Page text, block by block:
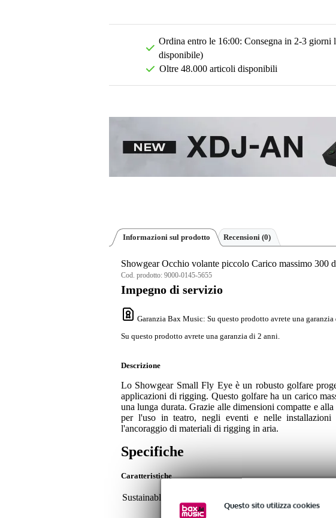
Questo sito utilizza cookies
Ordina entro le 16:00: Consegna in 2-3 giorni
disponibile)
Oltre 48.000 articoli disponibili
Informazioni sul prodotto Recensioni (0)
Showgear Occhio volante piccolo Carico massimo 300
Cod. prodotto: 9000-0145-5655
Impegno di servizio
Garanzia Bax Music: Su questo prodotto avrete una garanzia
Su questo prodotto avrete una garanzia di 2 anni.
Descrizione
Lo Showgear Small Fly Eye è un robusto golfare
applicazioni di rigging. Questo golfare ha un carico
una lunga durata. Grazie alle dimensioni compatte e
per l'uso in teatro, negli eventi e nelle installazioni
l'ancoraggio di materiali di rigging in aria.
Specifiche
Caratteristiche
Sustainable product